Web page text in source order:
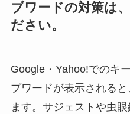
ブワードの対策は
ださい。
Google・Yahoo!でのキ
ブワードが表示されると
ます。サジェストや虫